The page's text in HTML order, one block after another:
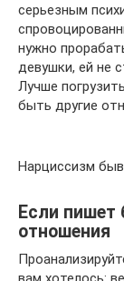
серьезным
нужно
девушки, ей не
Лучше
быть другие
Нарциссизм
Если пишет
отношения